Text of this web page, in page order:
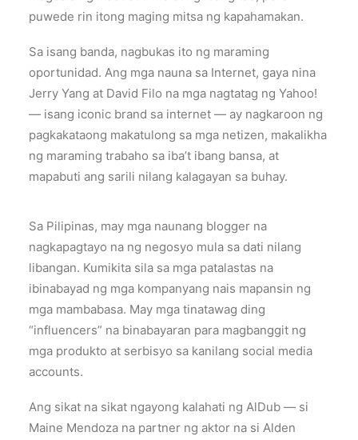
puwede rin itong maging mitsa ng kapahamakan.
Sa isang banda, nagbukas ito ng maraming
oportunidad. Ang mga nauna sa Internet, gaya nina
Jerry Yang at David Filo na mga nagtatag ng Yahoo!
— isang iconic brand sa internet — ay nagkaroon ng
pagkakataong makatulong sa mga netizen, makalikha
ng maraming trabaho sa iba’t ibang bansa, at
mapabuti ang sarili nilang kalagayan sa buhay.
Sa Pilipinas, may mga naunang blogger na
nagkapagtayo na ng negosyo mula sa dati nilang
libangan. Kumikita sila sa mga patalastas na
ibinabayad ng mga kompanyang nais mapansin ng
mga mambabasa. May mga tinatawag ding
“influencers” na binabayaran para magbanggit ng
mga produkto at serbisyo sa kanilang social media
accounts.
Ang sikat na sikat ngayong kalahati ng AlDub — si
Maine Mendoza na partner ng aktor na si Alden